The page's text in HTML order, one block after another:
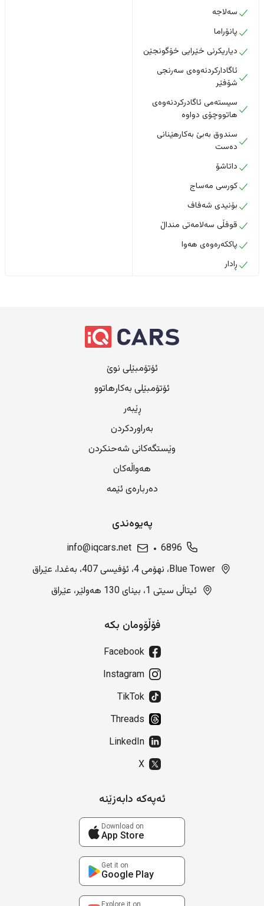
سەلاجە
پانۆراما
دیاریکرنی خێرایی خۆگونجێن
ئاگادارکردنەوەی سەرنجی
شۆفێر
سیستەمی ئاگادرکردنەوەی
هاتووچۆی دواوە
سندوق بەبێ بەکارهێنانی
دەست
داتاشۆ
کورسی مەساج
بۆنیدی شەفاف
قوفڵی سەلامەتی منداڵ
پاککەرەوەی هەوا
ڕادار
ئۆتۆمبێلی نوێ
ئۆتۆمبێلی بەکارهاتوو
ڕێبەر
بەراوردکردن
وێستگەکانی شەحنکردن
هەواڵەکان
دەربارەی ئێمە
پەیوەندی
6896
info@iqcars.net
Blue Tower، نهۆمی 4، ئۆفیسی 407، بەغدا، عێراق
ئیتاڵی سیتی 1، بینای 130 هەولێر، عێراق
فۆڵۆومان بکە
Facebook
Instagram
TikTok
Threads
LinkedIn
X
ئەپەکە دابەزێنە
Download on
App Store
Get it on
Google Play